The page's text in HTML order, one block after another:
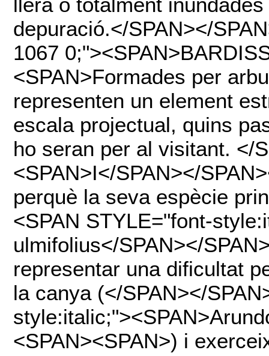
depuració.</SPAN></
1067
<SPAN>Formades per
representen un element
escala projectual, quins
ho seran per al visitant. </
<SPAN>I</SPAN></
perquè la seva espècie
<SPAN STYLE="font-
ulmifolius</SPAN></
representar una dificultat
la canya (</SPAN></
<SPAN><SPAN>) i